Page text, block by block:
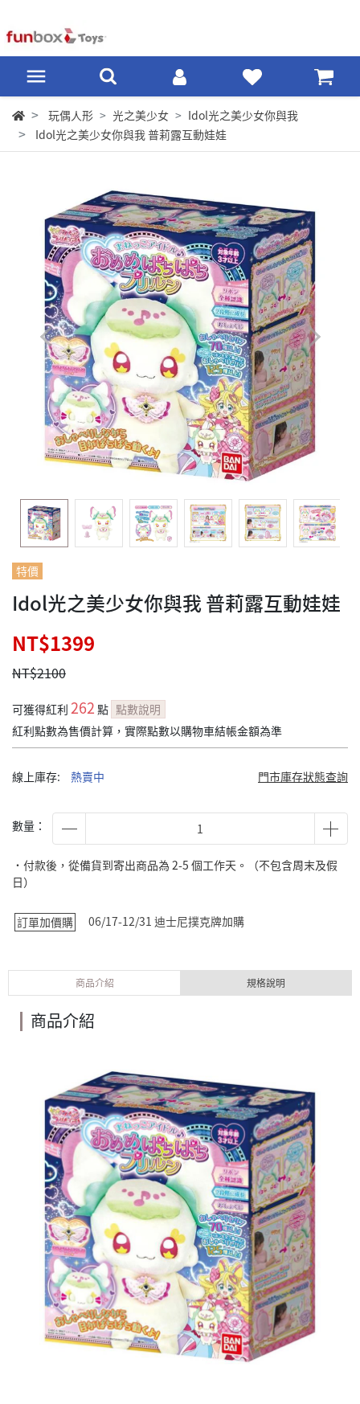
玩偶人形 光之美少女
Idol光之美少女你與我
Idol光之美少女你與我 普莉露互動娃娃
特價
Idol光之美少女你與我 普莉露互動娃娃
NT$1399
NT$2100
可獲得紅利 262 點 點數說明
紅利點數為售價計算，實際點數以購物車結帳金額為準
線上庫存: 熱賣中 門市庫存狀態查詢
數量：
˙付款後，從備貨到寄出商品為 2-5 個工作天。（不包含周末及假
日）
訂單加價購 06/17-12/31 迪士尼撲克牌加購
商品介紹 規格說明
商品介紹